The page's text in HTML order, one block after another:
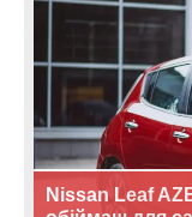
Nissan Leaf